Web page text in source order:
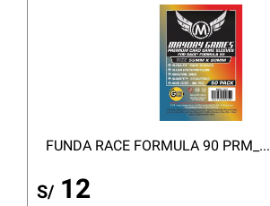
FUNDA RACE FORMULA 90 PRM_...
S/ 12